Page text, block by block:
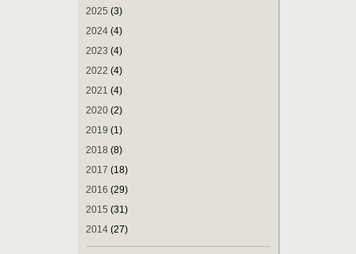
2025 (3)
2024 (4)
2023 (4)
2022 (4)
2021 (4)
2020 (2)
2019 (1)
2018 (8)
2017 (18)
2016 (29)
2015 (31)
2014 (27)